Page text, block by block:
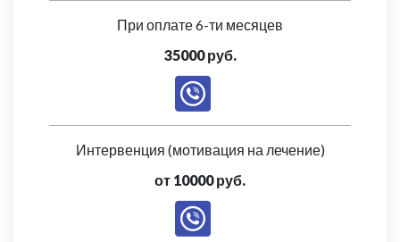
При оплате 6-ти месяцев
35000 руб.
Интервенция (мотивация на лечение)
от 10000 руб.